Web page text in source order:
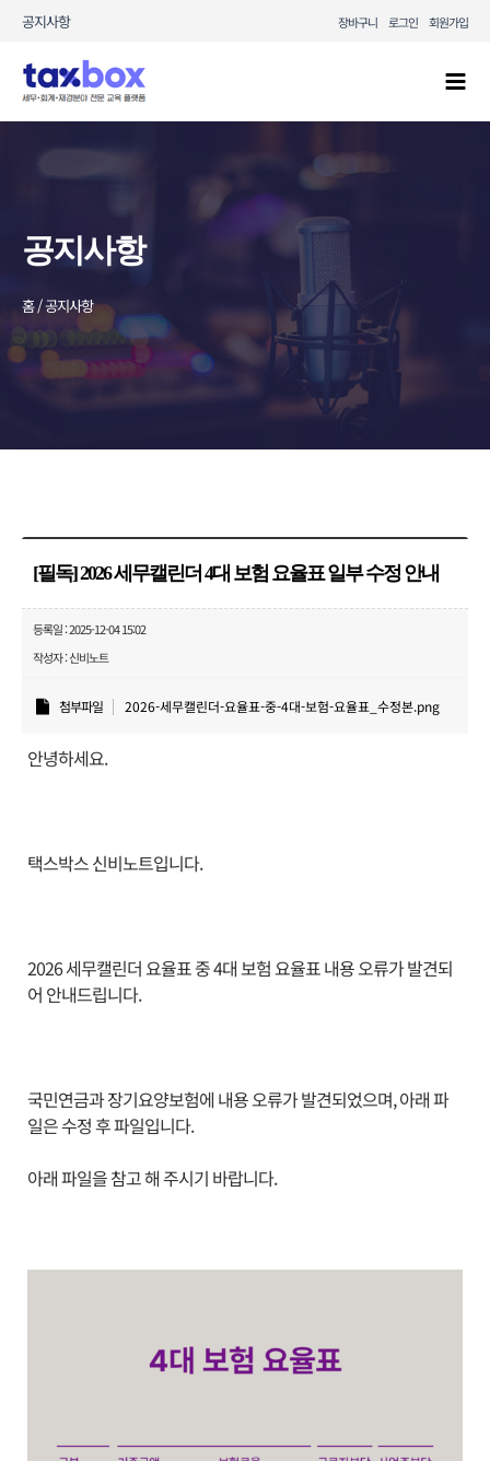
콘텐츠로
공지사항 장바구니 로그인 회원가입
공지사항
홈 / 공지사항
[필독] 2026 세무캘린더 4대 보험 요율표 일부 수정 안내
등록일 : 2025-12-04 15:02
작성자 : 신비노트
첨부파일 2026-세무캘린더-요율표-중-4대-보험-요율표_수정본.png
안녕하세요.
택스박스 신비노트입니다.
2026 세무캘린더 요율표 중 4대 보험 요율표 내용 오류가 발견되
어 안내드립니다.
국민연금과 장기요양보험에 내용 오류가 발견되었으며, 아래 파
일은 수정 후 파일입니다.
아래 파일을 참고 해 주시기 바랍니다.